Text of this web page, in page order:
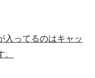
入ってるのはキャッ